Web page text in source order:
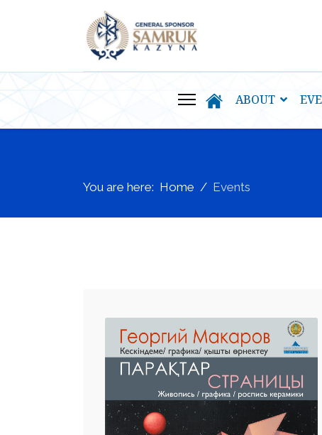
ABOUT
You are here: Home Events